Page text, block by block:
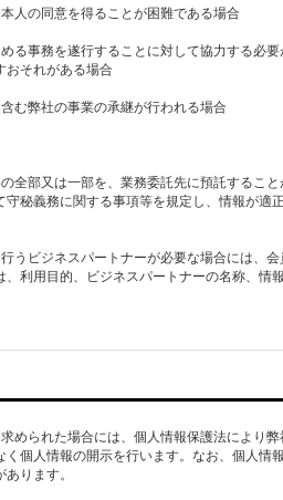
人の同意を得ることが困難である場合
る事務を遂行することに対して協力する必
おそれがある場合
む弊社の事業の承継が行われる場合
部又は一部を、業務委託先に預託するこ
秘義務に関する事項等を規定し、情報が適
ビジネスパートナーが必要な場合には、会
利用目的、ビジネスパートナーの名称、情
られた場合には、個人情報保護法により
個人情報の開示を行います。なお、個人情
ります。